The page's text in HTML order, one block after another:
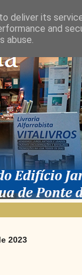
2023
deliver its
and
abuse.